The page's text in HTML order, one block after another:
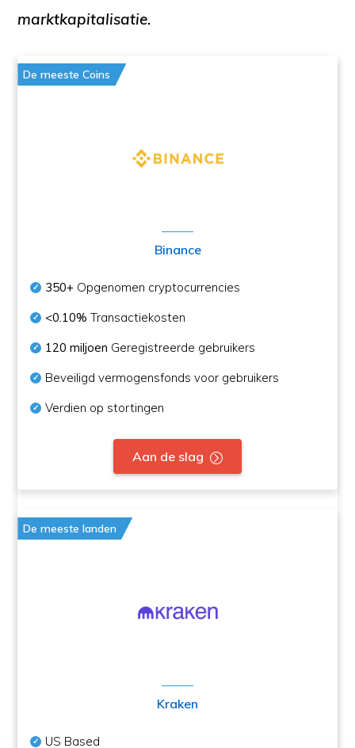
marktkapitalisatie.
De meeste Coins
Binance
350+ Opgenomen cryptocurrencies
<0.10% Transactiekosten
120 miljoen Geregistreerde gebruikers
Beveiligd vermogensfonds voor gebruikers
Verdien op stortingen
Aan de slag
De meeste landen
Kraken
US Based